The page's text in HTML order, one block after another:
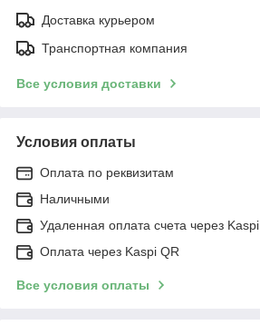
Доставка курьером
Транспортная компания
Все условия доставки
Условия оплаты
Оплата по реквизитам
Наличными
Удаленная оплата счета через Kaspi
Оплата через Kaspi QR
Все условия оплаты